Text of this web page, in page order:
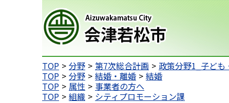
会津若松市
TOP
分野 第7次総合計画
政策分野1_子ども
TOP
分野 結婚・離婚
結婚
TOP
属性
事業者の方へ
TOP
組織 シティプロモーション課